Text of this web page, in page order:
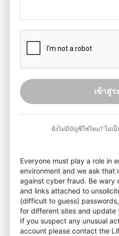
เข้าสู่ร
ยังไม่มีบัญชีใช่ไหม? ไม่เป็
Everyone must play a role in
environment and we ask that
against cyber fraud. Be wary
and links attached to
(difficult to guess)
for different sites and update
If you suspect any unusual
account please contact the